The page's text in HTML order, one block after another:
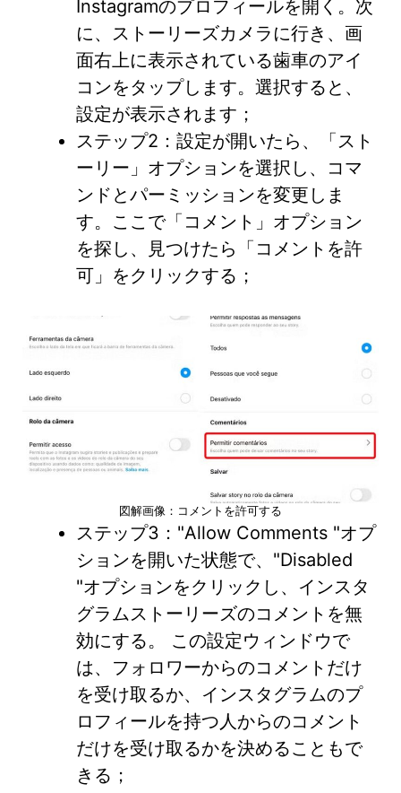
Instagramのプロフィールを開く。次
に、ストーリーズカメラに行き、画
面右上に表示されている歯車のアイ
コンをタップします。選択すると、
設定が表示されます；
ステップ2：設定が開いたら、「スト
ーリー」オプションを選択し、コマ
ンドとパーミッションを変更しま
す。ここで「コメント」オプション
を探し、見つけたら「コメントを許
可」をクリックする；
図解画像：コメントを許可する
ステップ3："Allow Comments "オプ
ションを開いた状態で、"Disabled
"オプションをクリックし、インスタ
グラムストーリーズのコメントを無
効にする。 この設定ウィンドウで
は、フォロワーからのコメントだけ
を受け取るか、インスタグラムのプ
ロフィールを持つ人からのコメント
だけを受け取るかを決めることもで
きる；